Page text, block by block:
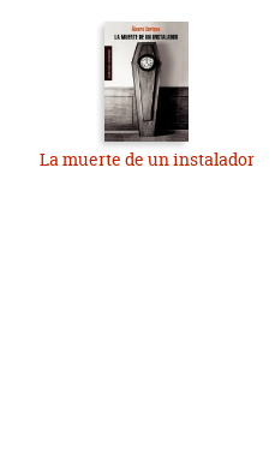
La muerte de un instalador